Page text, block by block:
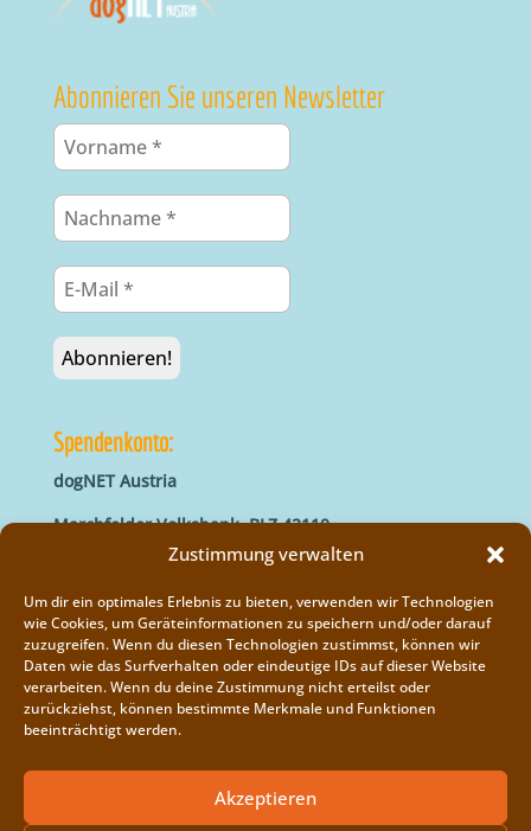
Zustimmung verwalten
Um dir ein optimales Erlebnis zu bieten, verwenden wir Technologien
wie Cookies, um Geräteinformationen zu speichern und/oder darauf
zuzugreifen. Wenn du diesen Technologien zustimmst, können wir
Daten wie das Surfverhalten oder eindeutige IDs auf dieser Website
verarbeiten. Wenn du deine Zustimmung nicht erteilst oder
zurückziehst, können bestimmte Merkmale und Funktionen
beeinträchtigt werden.
Akzeptieren
Abonnieren Sie unseren Newsletter
Spendenkonto:
dogNET Austria
Marchfelder Volksbank, BLZ 42110
IBAN: AT66 4211 0421 5000 0000
Cookie-Richtlinie (EU)